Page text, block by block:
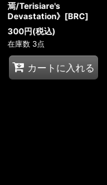
焉/Terisiare's
Devastation》[BRC]
300円(税込)
在庫数 3点
カートに入れる